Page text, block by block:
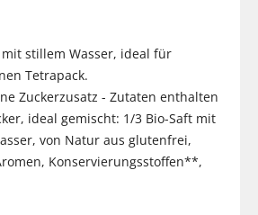
stillem Wasser, ideal für
Tetrapack.
Zuckerzusatz - Zutaten enthalten
ideal gemischt: 1/3 Bio-Saft mit
von Natur aus glutenfrei,
Konservierungsstoffen**,